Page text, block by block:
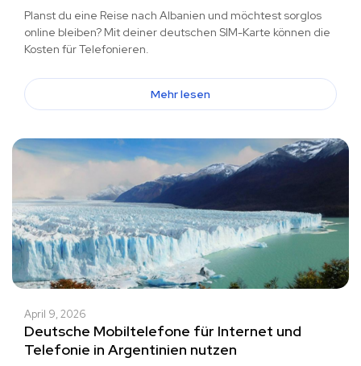
Planst du eine Reise nach Albanien und möchtest sorglos
online bleiben? Mit deiner deutschen SIM-Karte können die
Kosten für Telefonieren.
Mehr lesen
April 9, 2026
Deutsche Mobiltelefone für Internet und
Telefonie in Argentinien nutzen